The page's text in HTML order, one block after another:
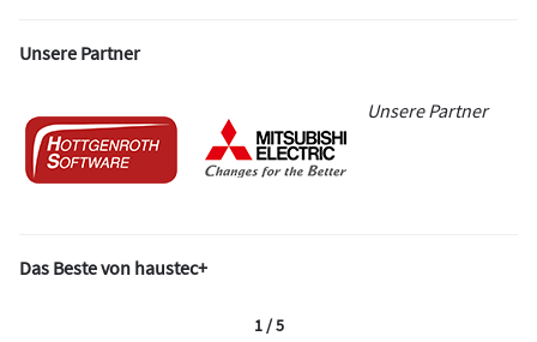
Unsere Partner
Unsere Partner
Das Beste von haustec+
1 / 5